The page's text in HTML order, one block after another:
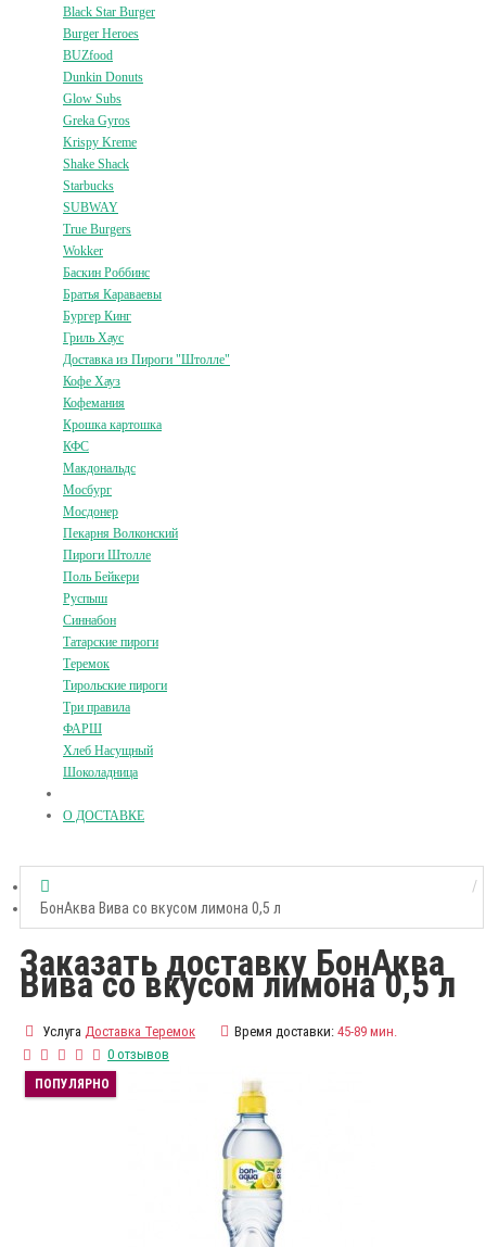
Black Star Burger
Burger Heroes
BUZfood
Dunkin Donuts
Glow Subs
Greka Gyros
Krispy Kreme
Shake Shack
Starbucks
SUBWAY
True Burgers
Wokker
Баскин Роббинс
Братья Караваевы
Бургер Кинг
Гриль Хаус
Доставка из Пироги "Штолле"
Кофе Хауз
Кофемания
Крошка картошка
КФС
Макдональдс
Мосбург
Мосдонер
Пекарня Волконский
Пироги Штолле
Поль Бейкери
Руспыш
Синнабон
Татарские пироги
Теремок
Тирольские пироги
Три правила
ФАРШ
Хлеб Насущный
Шоколадница
О ДОСТАВКЕ
БонАква Вива со вкусом лимона 0,5 л
Заказать доставку БонАква
Вива со вкусом лимона 0,5 л
Услуга Доставка Теремок Время доставки: 45-89 мин.
0 отзывов
ПОПУЛЯРНО